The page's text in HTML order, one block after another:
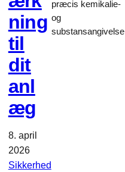
ning
til
dit
anl
æg
8. april
2026
Sikkerhed
præcis kemikalie-
og